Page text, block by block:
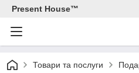
Present House™
Товари та послуги